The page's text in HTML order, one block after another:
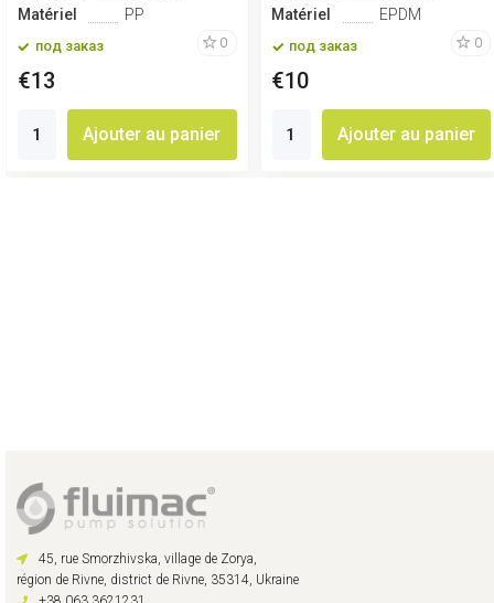
Matériel
PP
под заказ 0
€13
Ajouter au panier
Matériel
EPDM
под заказ 0
€10
Ajouter au panier
45, rue Smorzhivska, village de Zorya,
région de Rivne, district de Rivne, 35314, Ukraine